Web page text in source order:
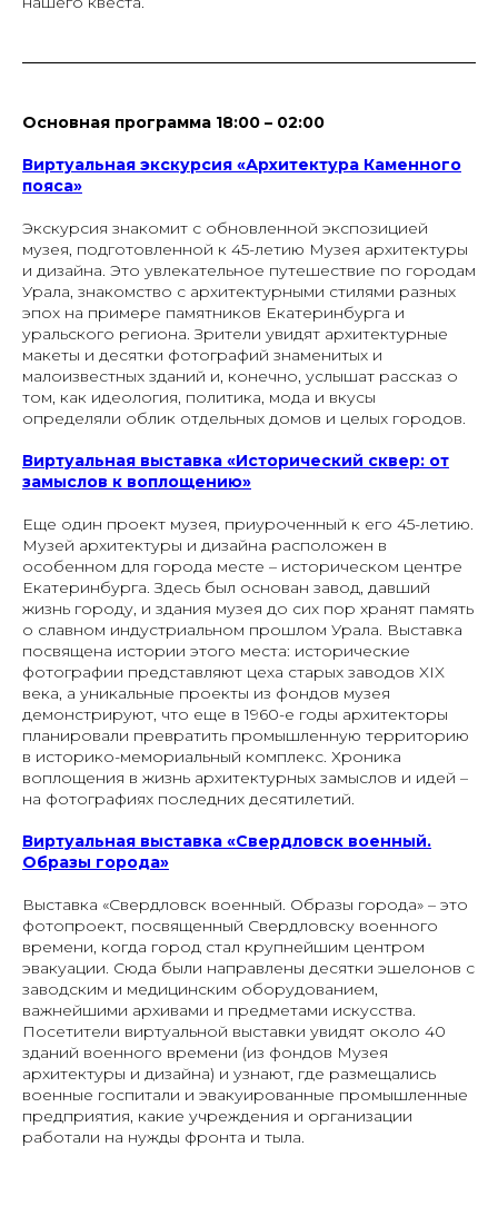
Основная программа 18:00 – 02:00
Виртуальная экскурсия «Архитектура Каменного
пояса»
Экскурсия знакомит с обновленной экспозицией
музея, подготовленной к 45-летию Музея архитектуры
и дизайна. Это увлекательное путешествие по городам
Урала, знакомство с архитектурными стилями разных
эпох на примере памятников Екатеринбурга и
уральского региона. Зрители увидят архитектурные
макеты и десятки фотографий знаменитых и
малоизвестных зданий и, конечно, услышат рассказ о
том, как идеология, политика, мода и вкусы
определяли облик отдельных домов и целых городов.
Виртуальная выставка «Исторический сквер: от
замыслов к воплощению»
Еще один проект музея, приуроченный к его 45-летию.
Музей архитектуры и дизайна расположен в
особенном для города месте – историческом центре
Екатеринбурга. Здесь был основан завод, давший
жизнь городу, и здания музея до сих пор хранят память
о славном индустриальном прошлом Урала. Выставка
посвящена истории этого места: исторические
фотографии представляют цеха старых заводов XIX
века, а уникальные проекты из фондов музея
демонстрируют, что еще в 1960-е годы архитекторы
планировали превратить промышленную территорию
в историко-мемориальный комплекс. Хроника
воплощения в жизнь архитектурных замыслов и идей –
на фотографиях последних десятилетий.
Виртуальная выставка «Свердловск военный.
Образы города»
Выставка «Свердловск военный. Образы города» – это
фотопроект, посвященный Свердловску военного
времени, когда город стал крупнейшим центром
эвакуации. Сюда были направлены десятки эшелонов с
заводским и медицинским оборудованием,
важнейшими архивами и предметами искусства.
Посетители виртуальной выставки увидят около 40
зданий военного времени (из фондов Музея
архитектуры и дизайна) и узнают, где размещались
военные госпитали и эвакуированные промышленные
предприятия, какие учреждения и организации
работали на нужды фронта и тыла.